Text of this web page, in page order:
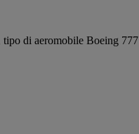
di aeromobile Boeing 777